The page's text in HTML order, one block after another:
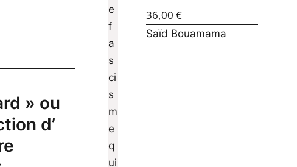
» ou
d’
36,00 €
Saïd Bouamama